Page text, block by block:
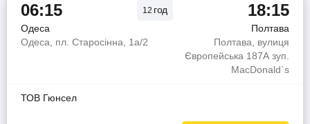
06:15 12 год 18:15
Одеса
Полтава
Одеса, пл. Старосінна, 1а/2
Полтава, вулиця
Європейська 187А зуп.
MacDonald`s
ТОВ Гюнсел